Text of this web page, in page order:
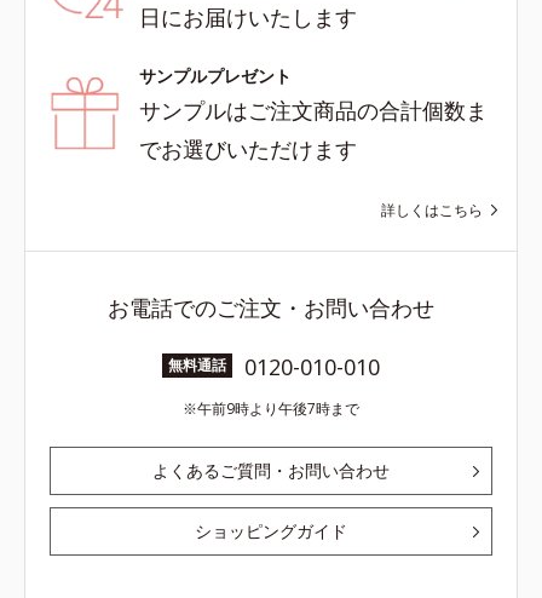
日にお届けいたします
サンプルプレゼント
サンプルはご注文商品の合計個数ま
でお選びいただけます
詳しくはこちら
お電話でのご注文・お問い合わせ
無料通話 0120-010-010
午前9時より午後7時まで
よくあるご質問・お問い合わせ
ショッピングガイド